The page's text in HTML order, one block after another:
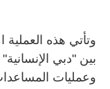
وتأتي هذه العملية
بين "دبي الإنسانية"
وعمليات